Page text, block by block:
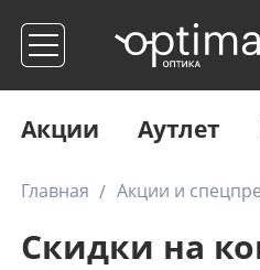
Акции Аутлет
Главная Акции и
Скидки на